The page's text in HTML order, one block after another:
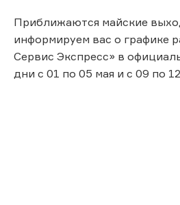
Приближаются майские
информируем вас о графике
Сервис Экспресс» в
дни с 01 по 05 мая и с 09 по